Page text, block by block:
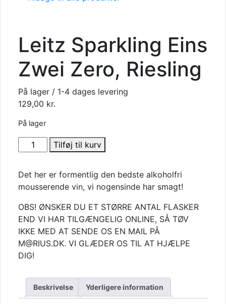
Leitz Sparkling Eins
Zwei Zero, Riesling
På lager / 1-4 dages levering
129,00 kr.
På lager
Leitz
Sparkling
Zwei
Zero,
Riesling
antal
Tilføj til kurv
Det her er formentlig den bedste alkoholfri
mousserende vin, vi nogensinde har smagt!
OBS! ØNSKER DU ET STØRRE ANTAL FLASKER
END VI HAR TILGÆNGELIG ONLINE, SÅ TØV
IKKE MED AT SENDE OS EN MAIL PÅ
M@RIUS.DK. VI GLÆDER OS TIL AT HJÆLPE
DIG!
Beskrivelse Yderligere information